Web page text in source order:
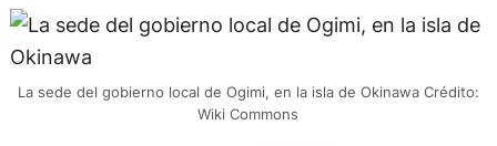
La sede del gobierno local de Ogimi, en la isla de Okinawa Crédito:
Wiki Commons